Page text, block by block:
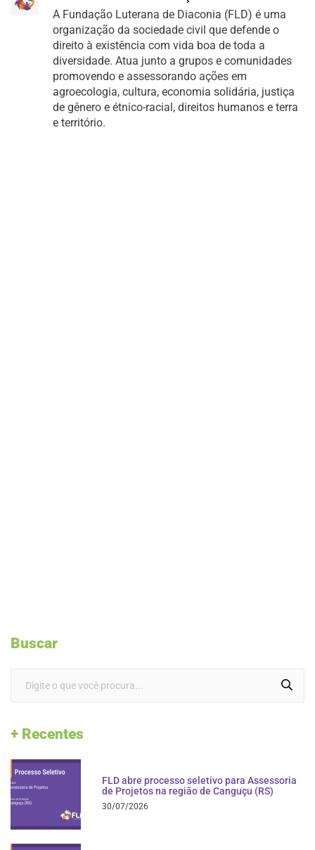
A Fundação Luterana de Diaconia (FLD) é uma
organização da sociedade civil que defende o
direito à existência com vida boa de toda a
diversidade. Atua junto a grupos e comunidades
promovendo e assessorando ações em
agroecologia, cultura, economia solidária, justiça
de gênero e étnico-racial, direitos humanos e terra
e território.
Buscar
+ Recentes
FLD abre processo seletivo para Assessoria
de Projetos na região de Canguçu (RS)
30/07/2026